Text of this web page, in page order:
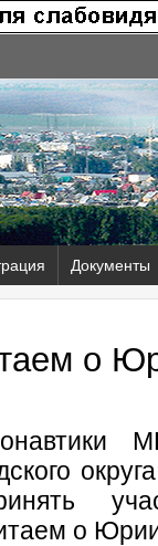
Документы
о
о